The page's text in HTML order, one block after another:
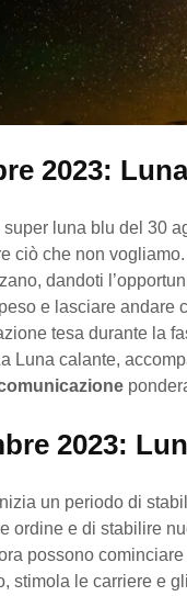
2023:
luna blu del 30
ciò che non
dandoti
e lasciare andare
tesa durante la
Luna calante,
2023:
un periodo di
ordine e di stabilire
possono
stimola le carriere e